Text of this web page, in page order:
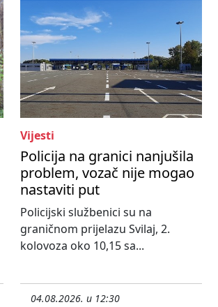
Vijesti
Policija na granici nanjušila
problem, vozač nije mogao
nastaviti put
Policijski službenici su na
graničnom prijelazu Svilaj, 2.
kolovoza oko 10,15 sa...
04.08.2026. u 12:30